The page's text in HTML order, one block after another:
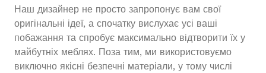
Наш дизайнер не просто запропонує вам свої
оригінальні ідеї, а спочатку вислухає усі ваші
побажання та спробує максимально відтворити їх у
майбутніх меблях. Поза тим, ми використовуємо
виключно якісні безпечні матеріали, у тому числі